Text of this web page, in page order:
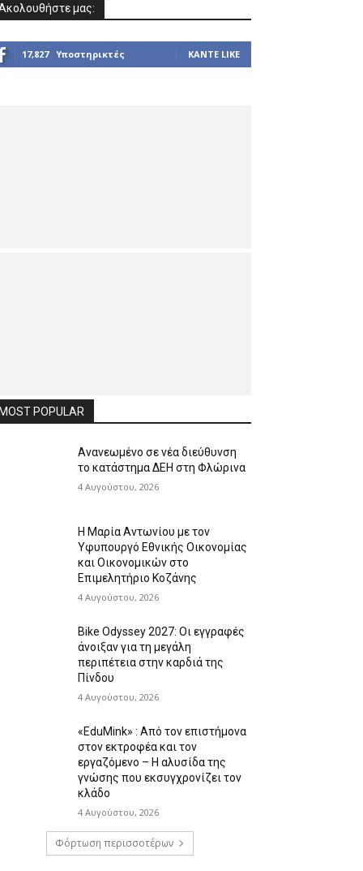
μας:
17,827 Υποστηρικτές ΚΆΝΤΕ LIKE
POPULAR
Ανανεωμένο σε νέα διεύθυνση
το κατάστημα ΔΕΗ στη Φλώρινα
4 Αυγούστου, 2026
Η Μαρία Αντωνίου με τον
Υφυπουργό Εθνικής Οικονομίας
και Οικονομικών στο
Επιμελητήριο Κοζάνης
4 Αυγούστου, 2026
Bike Odyssey 2027: Οι εγγραφές
άνοιξαν για τη μεγάλη
περιπέτεια στην καρδιά της
Πίνδου
4 Αυγούστου, 2026
«EduMink» : Από τον επιστήμονα
στον εκτροφέα και τον
εργαζόμενο – Η αλυσίδα της
γνώσης που εκσυγχρονίζει τον
κλάδο
4 Αυγούστου, 2026
Φόρτωση περισσοτέρων